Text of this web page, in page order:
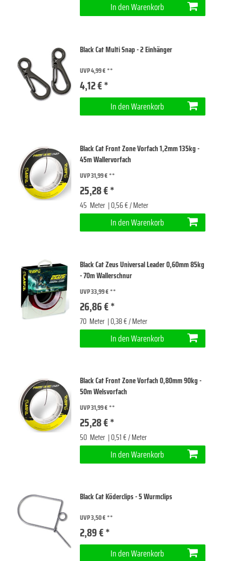
In den Warenkorb
Black Cat Multi Snap - 2 Einhänger
UVP 4,99 €
4,12 € *
In den Warenkorb
Black Cat Front Zone Vorfach 1,2mm 135kg -
45m Wallervorfach
UVP 31,99 €
25,28 € *
45 Meter | 0,56 € / Meter
In den Warenkorb
Black Cat Zeus Universal Leader 0,60mm 85kg
- 70m Wallerschnur
UVP 33,99 €
26,86 € *
70 Meter | 0,38 € / Meter
In den Warenkorb
Black Cat Front Zone Vorfach 0,80mm 90kg -
50m Welsvorfach
UVP 31,99 €
25,28 € *
50 Meter | 0,51 € / Meter
In den Warenkorb
Black Cat Köderclips - 5 Wurmclips
UVP 3,50 €
2,89 € *
In den Warenkorb